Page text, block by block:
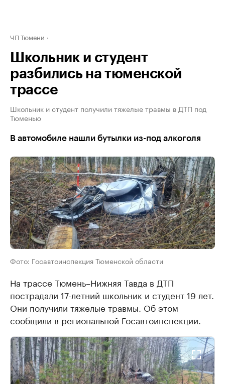
ЧП Тюмени
Школьник и студент
разбились на тюменской
трассе
Школьник и студент получили тяжелые травмы в ДТП под
Тюменью
В автомобиле нашли бутылки из-под алкоголя
Фото: Госавтоинспекция Тюменской области
На трассе Тюмень–Нижняя Тавда в ДТП
пострадали 17-летний школьник и студент 19 лет.
Они получили тяжелые травмы. Об этом
сообщили в региональной Госавтоинспекции.